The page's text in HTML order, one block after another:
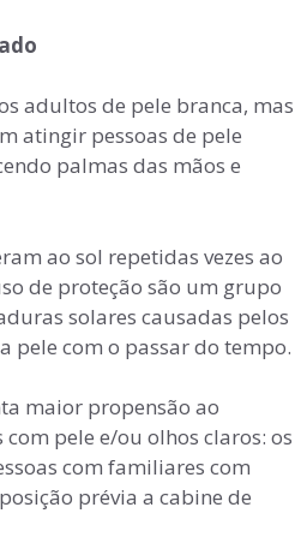
adultos de pele branca, mas
atingir pessoas de pele
palmas das mãos e
ao sol repetidas vezes ao
de proteção são um grupo
solares causadas pelos
pele com o passar do tempo.
maior propensão ao
pele e/ou olhos claros: os
com familiares com
prévia a cabine de